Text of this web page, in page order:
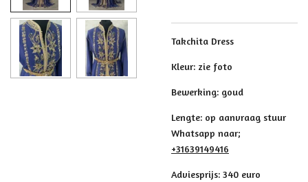
Takchita Dress
Kleur: zie foto
Bewerking: goud
Lengte: op aanvraag stuur
Whatsapp naar;
+31639149416
Adviesprijs: 340 euro